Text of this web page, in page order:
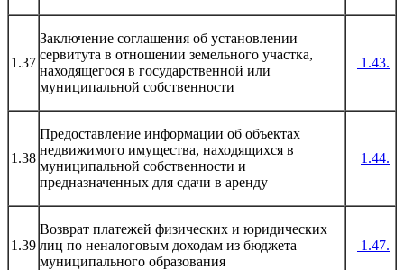
1.37
Заключение соглашения об установлении
сервитута в отношении земельного участка,
находящегося в государственной или
муниципальной собственности
1.43.
1.38
Предоставление информации об объектах
недвижимого имущества, находящихся в
муниципальной собственности и
предназначенных для сдачи в аренду
1.44.
1.39
Возврат платежей физических и юридических
лиц по неналоговым доходам из бюджета
муниципального образования
1.47.